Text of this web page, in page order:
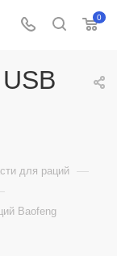
0
для раций —
Baofeng